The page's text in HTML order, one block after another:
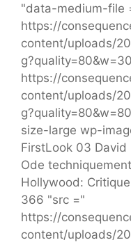
"data-medium-file
https://
content/uploads/
https://
content/uploads/
size-large wp-
FirstLook 03 David
Ode
Hollywood:
366 "src ="
https://
content/uploads/